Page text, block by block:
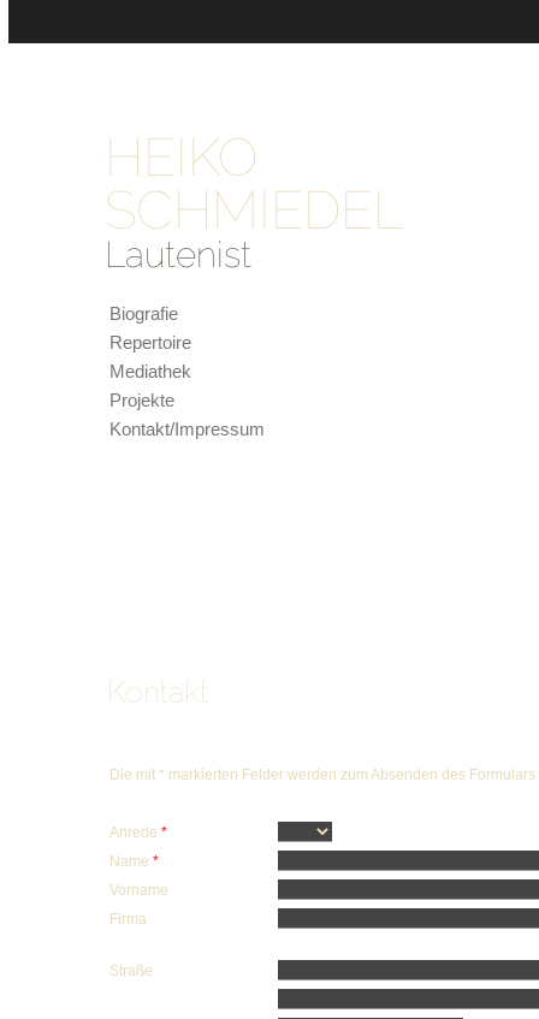
HEIKO
SCHMIEDEL
Lautenist
Biografie
Repertoire
Mediathek
Projekte
Kontakt/Impressum
Kontakt
Die mit * markierten Felder werden zum Absenden des
Anrede *
Name *
Vorname
Firma
Straße